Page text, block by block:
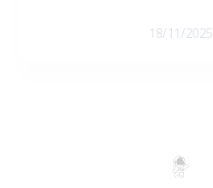
18/11/2025